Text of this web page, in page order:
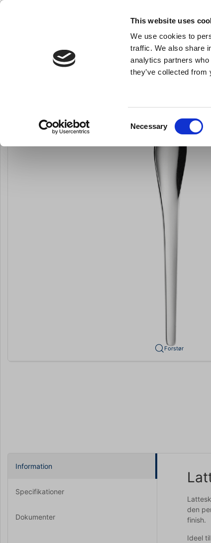
This website uses
We use cookies to
traffic. We also share
analytics partners
they’ve collected
Necessary
- Køkkenudstyr til professionelle og
Køkkenredskaber
Forstør
Information
Specifikationer
Dokumenter
den
finish.
Ideel